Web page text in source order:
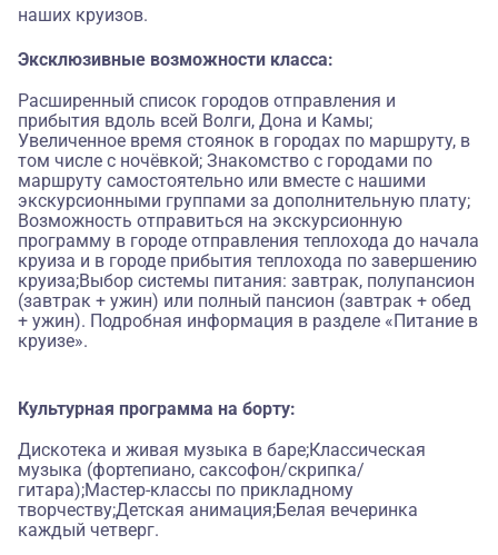
наших круизов.
Эксклюзивные возможности класса:
Расширенный список городов отправления и
прибытия вдоль всей Волги, Дона и Камы;
Увеличенное время стоянок в городах по маршруту, в
том числе с ночёвкой; Знакомство с городами по
маршруту самостоятельно или вместе с нашими
экскурсионными группами за дополнительную плату;
Возможность отправиться на экскурсионную
программу в городе отправления теплохода до начала
круиза и в городе прибытия теплохода по завершению
круиза;Выбор системы питания: завтрак, полупансион
(завтрак + ужин) или полный пансион (завтрак + обед
+ ужин). Подробная информация в разделе «Питание в
круизе».
Культурная программа на борту:
Дискотека и живая музыка в баре;Классическая
музыка (фортепиано, саксофон/скрипка/
гитара);Мастер-классы по прикладному
творчеству;Детская анимация;Белая вечеринка
каждый четверг.